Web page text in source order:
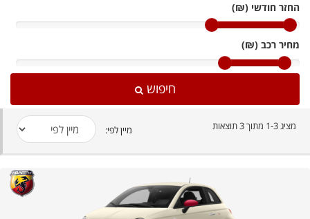
החזר חודשי (₪)
מחיר רכב (₪)
חיפוש
מציג 1-3 מתוך 3 תוצאות מיין לפי: